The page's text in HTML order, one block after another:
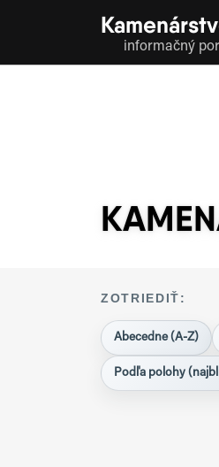
informačný
ZOTRIEDIŤ:
Abecedne (A-Z)
Podľa polohy